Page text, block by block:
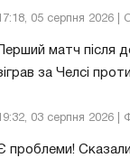
05 серпня 2026
матч після
за Челсі
03 серпня 2026
проблеми!